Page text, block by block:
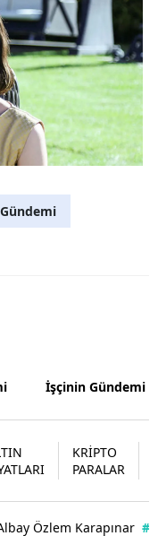
Tunceli
Şanlıurfa
Uşak
Van
Yozgat
Batman
Şırnak
Bartın
Ardahan
İşçinin Gündemi
KRİPTO
PARALAR
Özlem Karapınar #